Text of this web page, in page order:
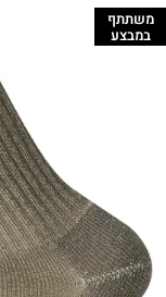
משתתף
במבצע